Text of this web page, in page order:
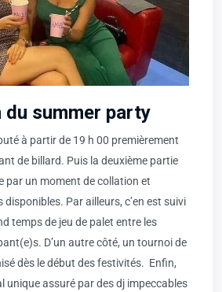
du summer party
à partir de 19 h 00 premièrement
de billard. Puis la deuxième partie
par un moment de collation et
Par ailleurs, c’en est suivi
temps de jeu de palet entre les
D’un autre côté, un tournoi de
dès le début des festivités. Enfin,
unique assuré par des dj impeccables